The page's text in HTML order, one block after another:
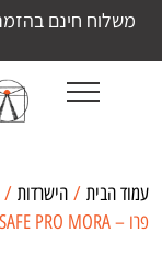
עמוד הבית / הישרדות /
פרו – SAFE PRO MORA